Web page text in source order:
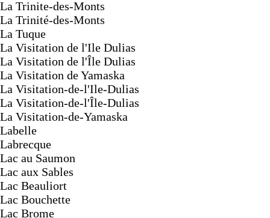
La Trinite-des-Monts
La Trinité-des-Monts
La Tuque
La Visitation de l'Ile Dulias
La Visitation de l'Île Dulias
La Visitation de Yamaska
La Visitation-de-l'Ile-Dulias
La Visitation-de-l'Île-Dulias
La Visitation-de-Yamaska
Labelle
Labrecque
Lac au Saumon
Lac aux Sables
Lac Beauliort
Lac Bouchette
Lac Brome